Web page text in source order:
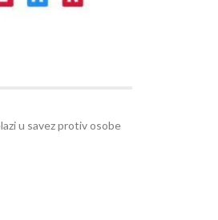
u savez protiv osobe